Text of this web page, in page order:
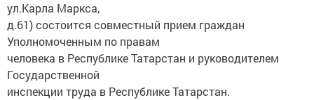
ул.Карла Маркса,
д.61) состоится совместный прием граждан
Уполномоченным по правам
человека в Республике Татарстан и руководителем
Государственной
инспекции труда в Республике Татарстан.